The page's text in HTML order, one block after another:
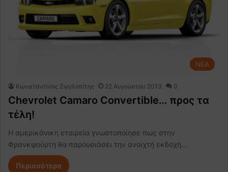
NEA
Κωνσταντίνος Ζωγλοπίτης 22 Αυγούστου 2013 0
Chevrolet Camaro Convertible… προς τα
τέλη!
H αμερικάνικη εταιρεία γνωστοποίησε πως στην
Φρανκφούρτη θα παρουσιάσει την ανοιχτή εκδοχή…
Περισσότερα